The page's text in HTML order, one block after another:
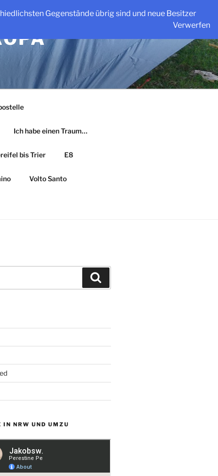
Gegenstände übrig sind und neue Besitzer
Verwerfen
Ich habe einen Traum…
bis Trier E8
Volto Santo
IN NRW UND UMZU